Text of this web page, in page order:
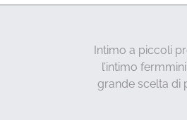
Intimo a piccoli
l’intimo
grande scelta di